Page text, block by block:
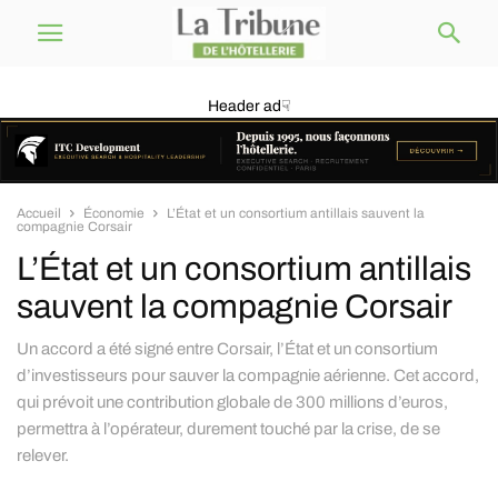
Header ad☟
Accueil Économie
L’État et un consortium antillais sauvent la
compagnie Corsair
L’État et un consortium antillais
sauvent la compagnie Corsair
Un accord a été signé entre Corsair, l’État et un consortium
d’investisseurs pour sauver la compagnie aérienne. Cet accord,
qui prévoit une contribution globale de 300 millions d’euros,
permettra à l’opérateur, durement touché par la crise, de se
relever.